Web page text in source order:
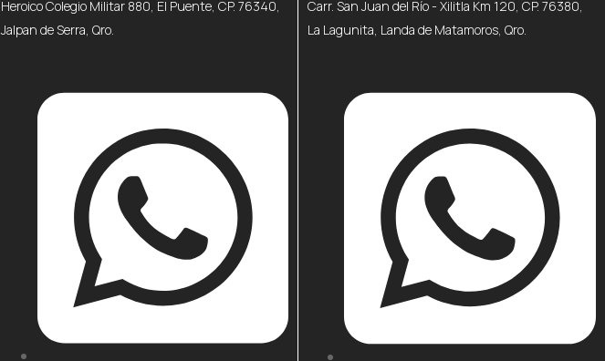
Heroico Colegio Militar 880, El Puente, CP. 76340,
Jalpan de Serra, Qro.
Carr. San Juan del Río - Xilitla Km 120, CP. 76380,
La Lagunita, Landa de Matamoros, Qro.